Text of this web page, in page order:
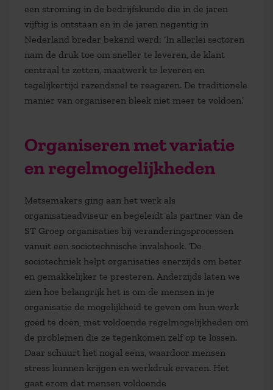
een stroming in de bedrijfskunde die in de jaren
vijftig is ontstaan en in de jaren negentig in
Nederland breder bekend werd: ‘In allerlei sectoren
nam de druk toe om sneller te leveren, de klant
centraal te zetten, maatwerk te leveren en
tegelijkertijd razendsnel te reageren. De traditionele
manier van organiseren bleek niet meer te voldoen.’
Organiseren met variatie
en regelmogelijkheden
Metsemakers ging aan het werk als
organisatieadviseur en begeleidt als partner van de
ST Groep organisaties bij veranderingsprocessen
vanuit een sociotechnische invalshoek. ‘De
sociotechniek helpt organisaties enerzijds om beter
en gemakkelijker te presteren. Anderzijds laten we
zien hoe belangrijk het is om de mensen in je
organisatie de mogelijkheid te geven om hun werk
goed te doen, met voldoende regelmogelijkheden om
de problemen die ze tegenkomen zelf op te lossen.
Daar schuurt het nogal eens, waardoor mensen
stress kunnen krijgen en werkdruk ervaren. Het
gaat erom dat mensen voldoende